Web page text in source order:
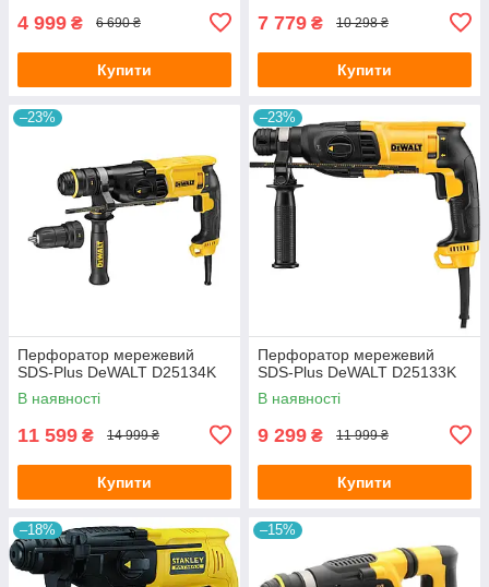
4 999 ₴ 6 690 ₴
Купити
7 779 ₴ 10 298 ₴
Купити
–23%
Перфоратор мережевий
SDS-Plus DeWALT D25134K
В наявності
11 599 ₴ 14 999 ₴
Купити
–23%
Перфоратор мережевий
SDS-Plus DeWALT D25133K
В наявності
9 299 ₴ 11 999 ₴
Купити
–18% –15%